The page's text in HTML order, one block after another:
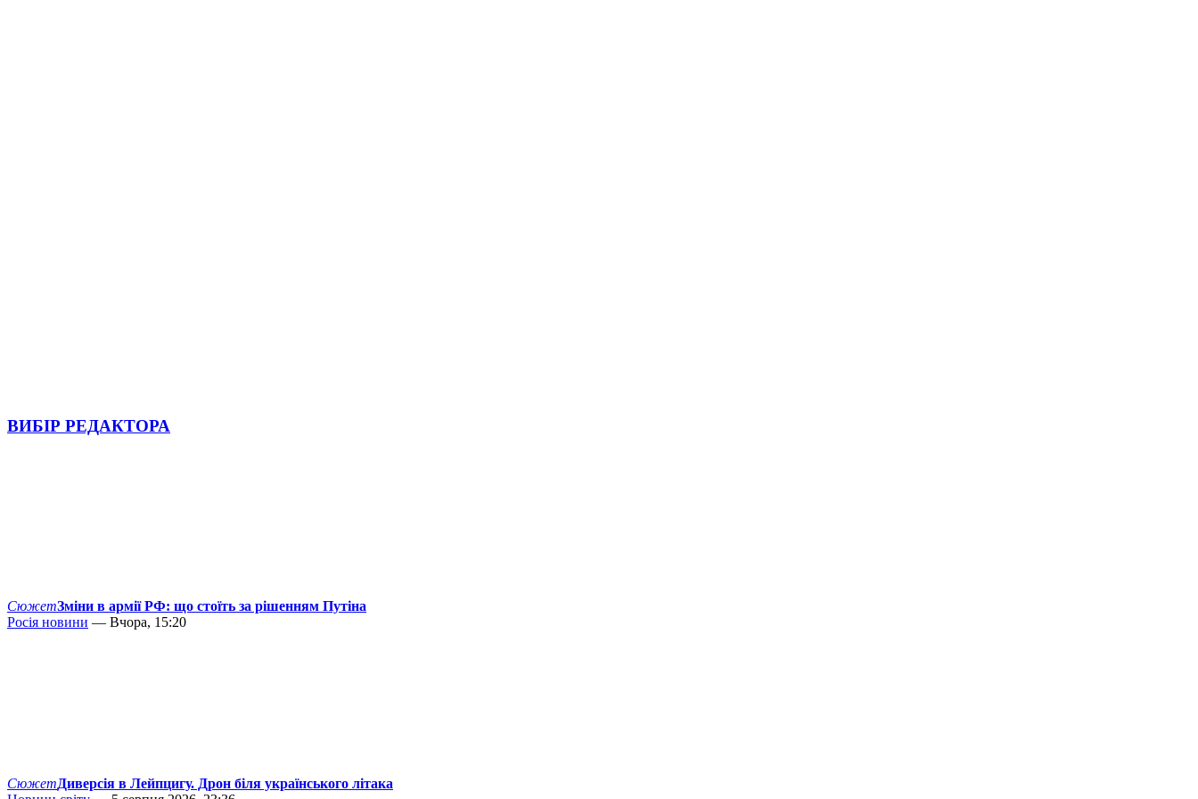
ВИБІР РЕДАКТОРА
СюжетЗміни в армії РФ: що стоїть за рішенням Путіна
Росія новини — Вчора, 15:20
СюжетДиверсія в Лейпцигу. Дрон біля українського літака